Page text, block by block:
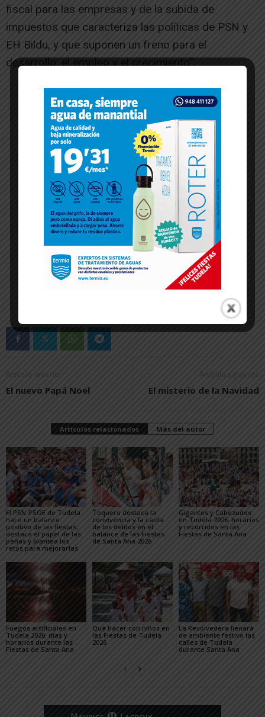
fiscal para las empresas y de la subida de
impuestos que caracteriza las políticas de PSN y
EH Bildu, y que suponen un freno para el
desarrollo, el empleo y el crecimiento”.
Artículo anterior
El nuevo Papá Noel
Artículo siguiente
El misterio de la Navidad
Artículos relacionados Más del autor
El PSN-PSOE de Tudela
hace un balance
positivo de las fiestas,
destaca el papel de las
peñas y plantea los
retos para mejorarlas
Toquero destaca la
convivencia y la caída
de los delitos en el
balance de las Fiestas
de Santa Ana 2026
Gigantes y Cabezudos
en Tudela 2026: horarios
y recorridos en las
Fiestas de Santa Ana
Fuegos artificiales en
Tudela 2026: días y
horarios durante las
Fiestas de Santa Ana
Qué hacer con niños en
las Fiestas de Tudela
2026
La Revolvedera llenará
de ambiente festivo las
calles de Tudela
durante Santa Ana